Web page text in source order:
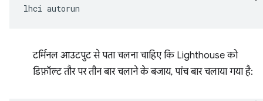
lhci
टर्मिनल आउटपुट से पता चलना चाहिए कि Lighthouse को
डिफ़ॉल्ट तौर पर तीन बार चलाने के बजाय, पांच बार चलाया गया है: